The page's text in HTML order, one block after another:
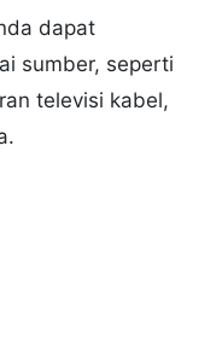
dapat
sumber, seperti
televisi kabel,